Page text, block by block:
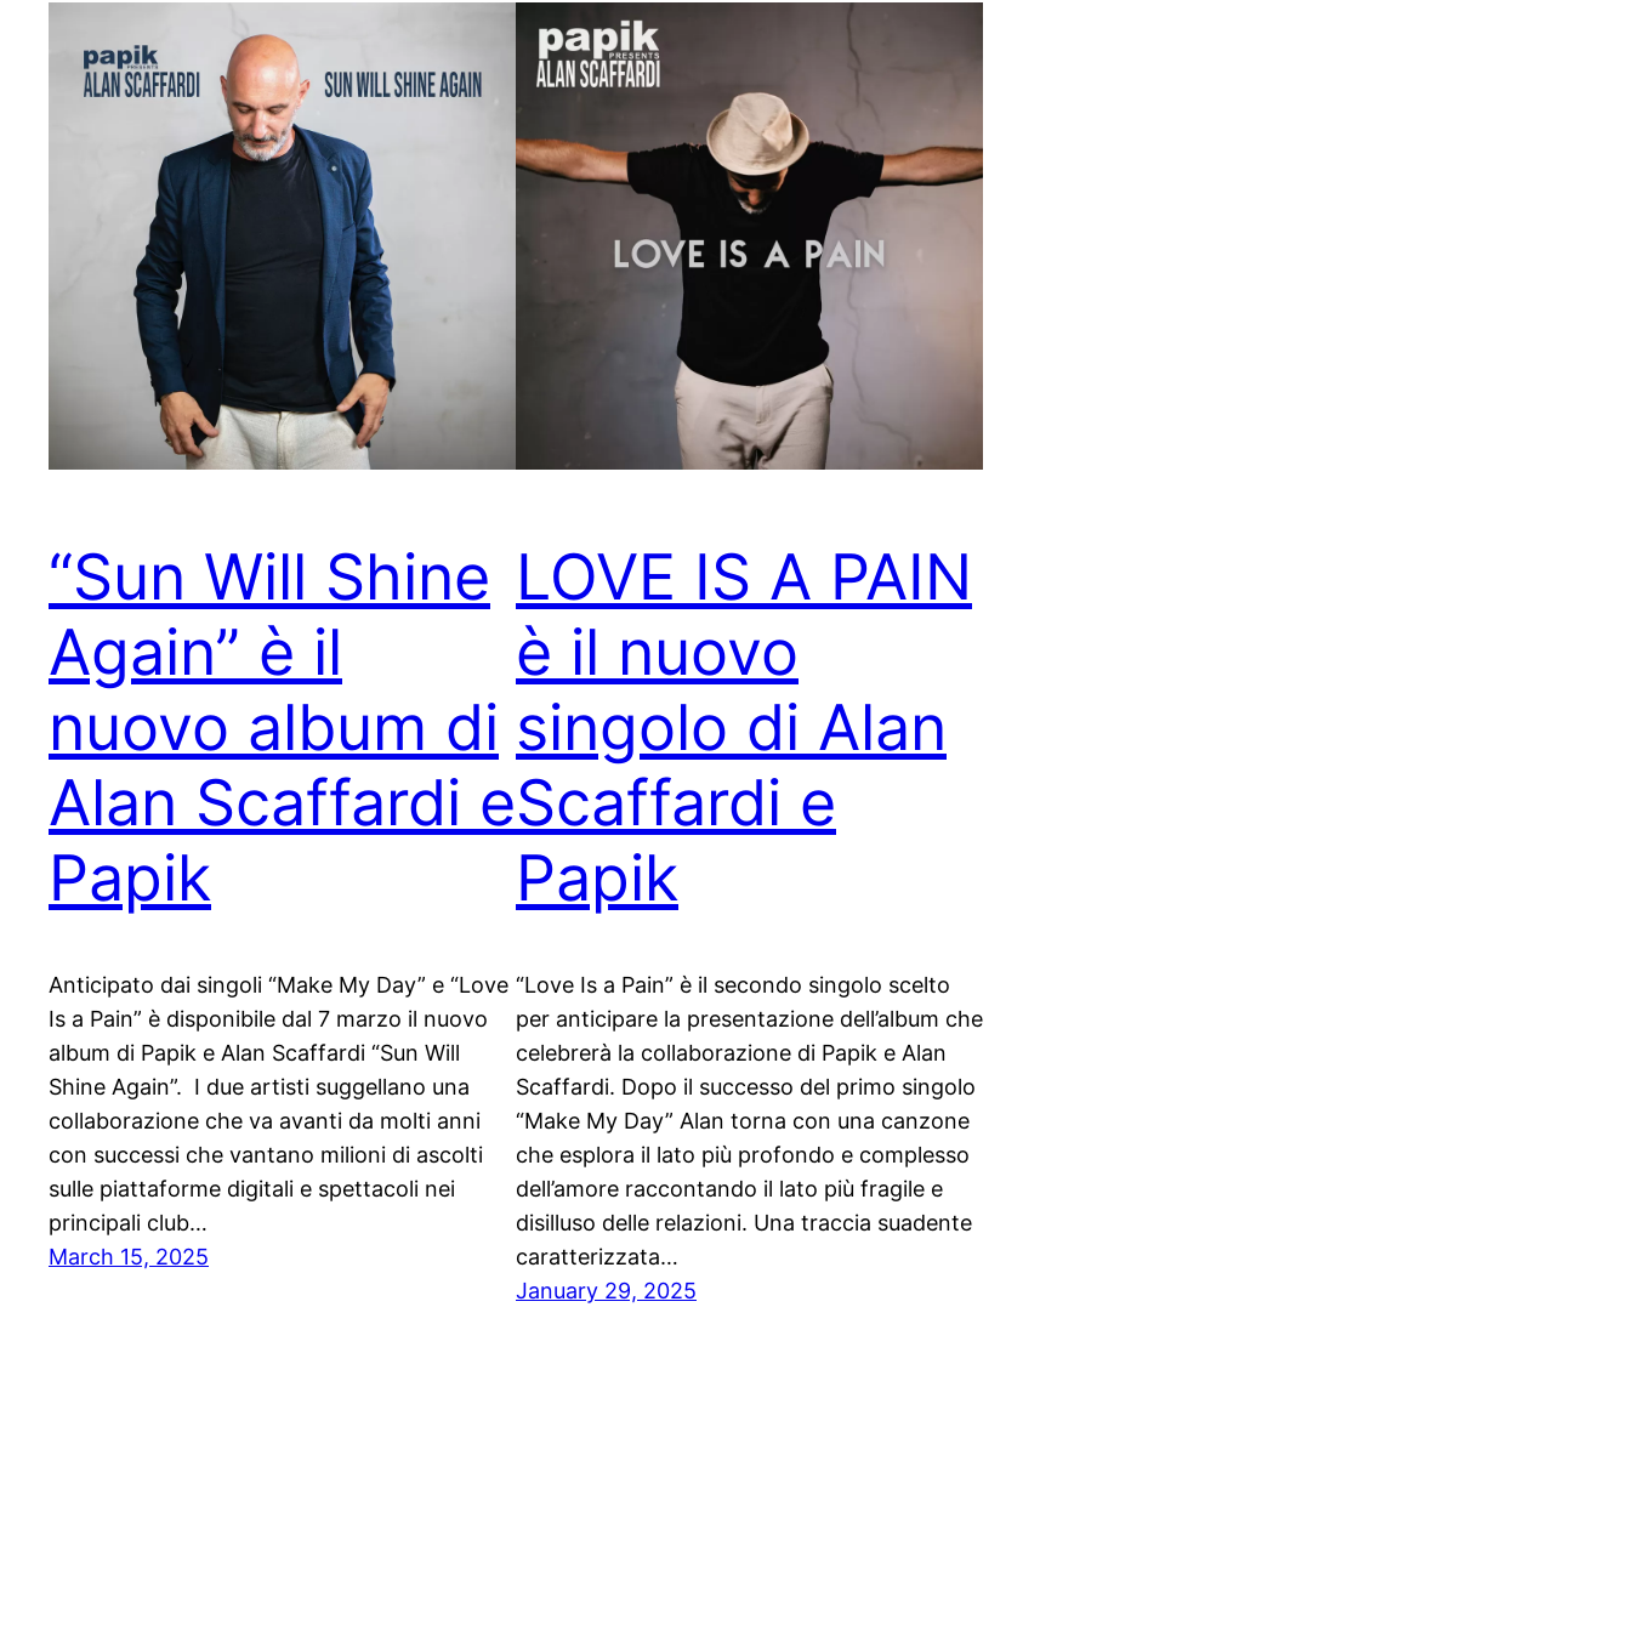
“Sun Will Shine
Again” è il
nuovo album di
Alan Scaffardi e
Papik
Anticipato dai singoli “Make My Day” e “Love
Is a Pain” è disponibile dal 7 marzo il nuovo
album di Papik e Alan Scaffardi “Sun Will
Shine Again”. I due artisti suggellano una
collaborazione che va avanti da molti anni
con successi che vantano milioni di ascolti
sulle piattaforme digitali e spettacoli nei
principali club…
March 15, 2025
LOVE IS A PAIN
è il nuovo
singolo di Alan
Scaffardi e
Papik
“Love Is a Pain” è il secondo singolo scelto
per anticipare la presentazione dell’album che
celebrerà la collaborazione di Papik e Alan
Scaffardi. Dopo il successo del primo singolo
“Make My Day” Alan torna con una canzone
che esplora il lato più profondo e complesso
dell’amore raccontando il lato più fragile e
disilluso delle relazioni. Una traccia suadente
caratterizzata…
January 29, 2025